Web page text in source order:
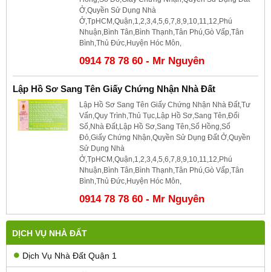
DỊCH VỤ NHÀ ĐẤT
Dịch Vụ Nhà Đất Quận 1
Ở,Quyền Sử Dụng Nhà
Ở,TpHCM,Quận,1,2,3,4,5,6,7,8,9,10,11,12,Phú
Nhuận,Bình Tân,Bình Thạnh,Tân Phú,Gò Vấp,Tân
Bình,Thủ Đức,Huyện Hóc Môn,
0914 78 78 60 - Mr Nguyên
Lập Hồ Sơ Sang Tên Giấy Chứng Nhận Nhà Đất
Lập Hồ Sơ Sang Tên Giấy Chứng Nhận Nhà Đất,Tư
Vấn,Quy Trình,Thủ Tục,Lập Hồ Sơ,Sang Tên,Đổi
Sổ,Nhà Đất,Lập Hồ Sơ,Sang Tên,Sổ Hồng,Sổ
Đỏ,Giấy Chứng Nhận,Quyền Sử Dụng Đất Ở,Quyền
Sử Dụng Nhà
Ở,TpHCM,Quận,1,2,3,4,5,6,7,8,9,10,11,12,Phú
Nhuận,Bình Tân,Bình Thạnh,Tân Phú,Gò Vấp,Tân
Bình,Thủ Đức,Huyện Hóc Môn,
0914 78 78 60 - Mr Nguyên